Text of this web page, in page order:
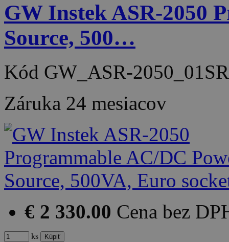
GW Instek ASR-2050
Source, 500…
Kód GW_ASR-
Záruka 24 mesiacov
€ 2 330.00 Cena bez
ks